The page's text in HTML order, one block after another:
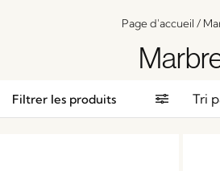
Page d'accueil /
Filtrer les produits